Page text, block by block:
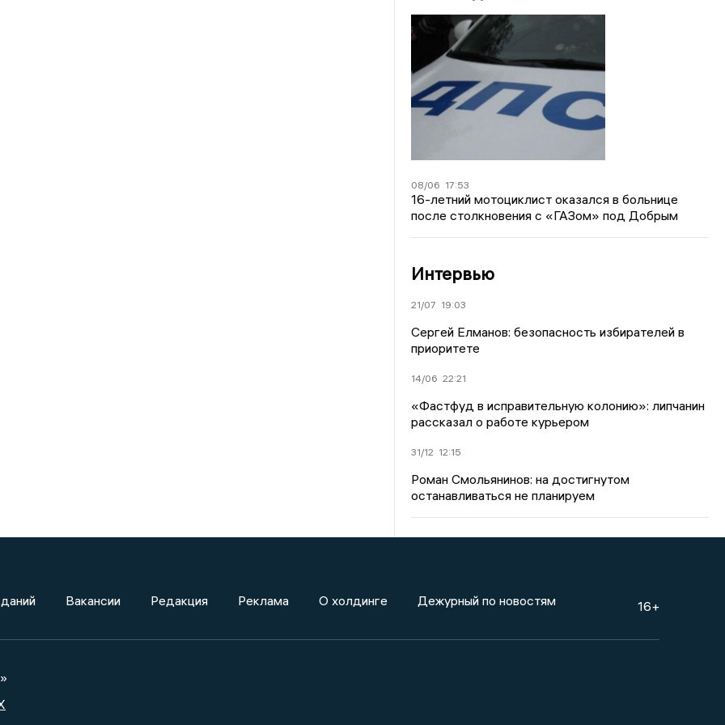
08/06 17:53
16-летний мотоциклист оказался в больнице
после столкновения с «ГАЗом» под Добрым
Интервью
21/07 19:03
Сергей Елманов: безопасность избирателей в
приоритете
14/06 22:21
«Фастфуд в исправительную колонию»: липчанин
рассказал о работе курьером
31/12 12:15
Роман Смольянинов: на достигнутом
останавливаться не планируем
Вакансии Редакция Реклама О холдинге Дежурный по новостям 16+